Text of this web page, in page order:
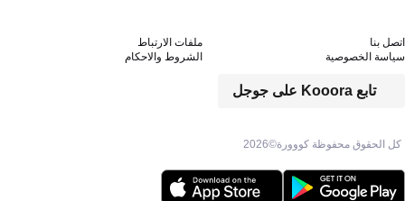
كل الحقوق محفوظة كووورة©2026
تابع Kooora على جوجل
اتصل بنا
ملفات الارتباط
سياسة الخصوصية
الشروط والاحكام